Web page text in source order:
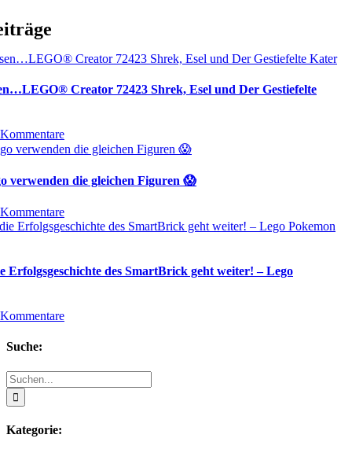
Creator 72423 Shrek, Esel und Der Gestiefelte
verwenden die gleichen Figuren 😱
Erfolgsgeschichte des SmartBrick geht weiter! – Lego
Suche:
Suche
nach:
Kategorie: